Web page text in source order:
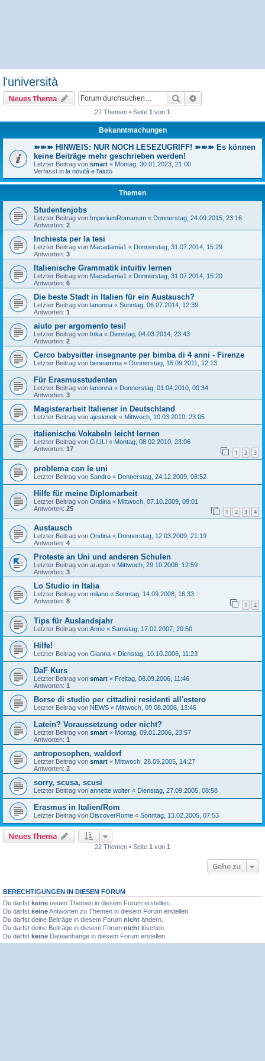
l'università
Neues Thema Suche
22 Themen • Seite 1 von 1
Bekanntmachungen
➽➽➽ HINWEIS: NUR NOCH LESEZUGRIFF! ➽➽➽ Es können
keine Beiträge mehr geschrieben werden!
Letzter Beitrag von smart « Montag, 30.01.2023, 21:00
Verfasst in la novità e l'aiuto
Themen
Studentenjobs
Letzter Beitrag von ImperiumRomanum « Donnerstag, 24.09.2015, 23:16
Antworten: 2
Inchiesta per la tesi
Letzter Beitrag von Macadamia1 « Donnerstag, 31.07.2014, 15:29
Antworten: 3
Italienische Grammatik intuitiv lernen
Letzter Beitrag von Macadamia1 « Donnerstag, 31.07.2014, 15:20
Antworten: 6
Die beste Stadt in Italien für ein Austausch?
Letzter Beitrag von lanonna « Sonntag, 06.07.2014, 12:39
Antworten: 1
aiuto per argomento tesi!
Letzter Beitrag von Inka « Dienstag, 04.03.2014, 23:43
Antworten: 2
Cerco babysitter insegnante per bimba di 4 anni - Firenze
Letzter Beitrag von beneamma « Donnerstag, 15.09.2011, 12:13
Für Erasmusstudenten
Letzter Beitrag von lanonna « Donnerstag, 01.04.2010, 00:34
Antworten: 3
Magisterarbeit Italiener in Deutschland
Letzter Beitrag von ajesionek « Mittwoch, 10.03.2010, 23:05
italienische Vokabeln leicht lernen
Letzter Beitrag von GIULI « Montag, 08.02.2010, 23:06
Antworten: 17 1 2 3
problema con le uni
Letzter Beitrag von Sandro « Donnerstag, 24.12.2009, 08:52
Hilfe für meine Diplomarbeit
Letzter Beitrag von Ondina « Mittwoch, 07.10.2009, 09:01
Antworten: 25 1 2 3 4
Austausch
Letzter Beitrag von Ondina « Donnerstag, 12.03.2009, 21:19
Antworten: 4
Proteste an Uni und anderen Schulen
Letzter Beitrag von aragon « Mittwoch, 29.10.2008, 12:59
Antworten: 3
Lo Studio in Italia
Letzter Beitrag von milano « Sonntag, 14.09.2008, 16:33
Antworten: 8 1 2
Tips für Auslandsjahr
Letzter Beitrag von Anne « Samstag, 17.02.2007, 20:50
Hilfe!
Letzter Beitrag von Gianna « Dienstag, 10.10.2006, 11:23
DaF Kurs
Letzter Beitrag von smart « Freitag, 08.09.2006, 11:46
Antworten: 1
Borse di studio per cittadini residenti all'estero
Letzter Beitrag von NEWS « Mittwoch, 09.08.2006, 13:46
Latein? Voraussetzung oder nicht?
Letzter Beitrag von smart « Montag, 09.01.2006, 23:57
Antworten: 1
antroposophen, waldorf
Letzter Beitrag von smart « Mittwoch, 28.09.2005, 14:27
Antworten: 2
sorry, scusa, scusi
Letzter Beitrag von annette wolter « Dienstag, 27.09.2005, 08:58
Erasmus in Italien/Rom
Letzter Beitrag von DiscoverRome « Sonntag, 13.02.2005, 07:53
Neues Thema
22 Themen • Seite 1 von 1
Gehe zu
BERECHTIGUNGEN IN DIESEM FORUM
Du darfst keine neuen Themen in diesem Forum erstellen.
Du darfst keineAntworten zu Themen in diesem Forum erstellen.
Du darfst deine Beiträge in diesem Forum nicht ändern.
Du darfst deine Beiträge in diesem Forum nicht löschen.
Du darfst keine Dateianhänge in diesem Forum erstellen.